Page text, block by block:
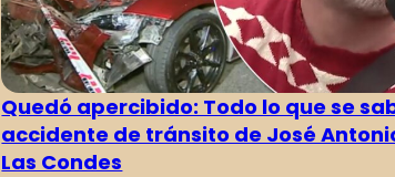
Quedó apercibido: Todo lo que se
accidente de tránsito de José
Las Condes